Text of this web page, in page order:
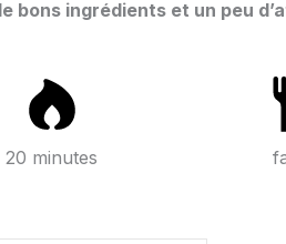
bons ingrédients et un peu
20 minutes